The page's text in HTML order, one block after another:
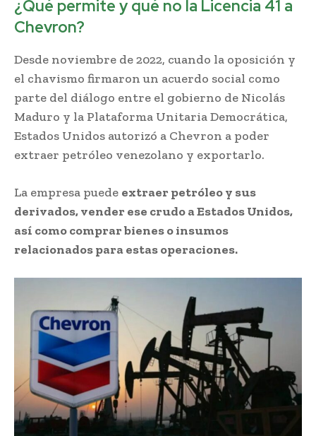
¿Qué permite y qué no la Licencia 41 a
Chevron?
Desde noviembre de 2022, cuando la oposición y
el chavismo firmaron un acuerdo social como
parte del diálogo entre el gobierno de Nicolás
Maduro y la Plataforma Unitaria Democrática,
Estados Unidos autorizó a Chevron a poder
extraer petróleo venezolano y exportarlo.
La empresa puede extraer petróleo y sus
derivados, vender ese crudo a Estados Unidos,
así como comprar bienes o insumos
relacionados para estas operaciones.